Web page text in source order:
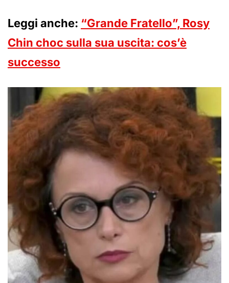
Leggi anche: “Grande Fratello”, Rosy
Chin choc sulla sua uscita: cos’è
successo